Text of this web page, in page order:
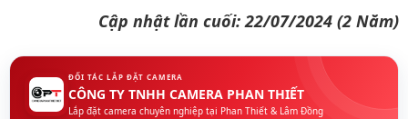
Cập nhật lần cuối: 22/07/2024 (2 Năm)
ĐỐI TÁC LẮP ĐẶT CAMERA
CÔNG TY TNHH CAMERA PHAN THIẾT
Lắp đặt camera chuyên nghiệp tại Phan Thiết & Lâm Đồng